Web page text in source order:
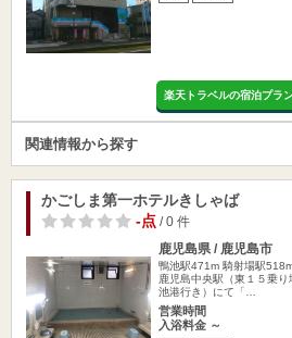
楽天トラベルの宿泊プラ
関連情報から探す
かごしま第一ホテルきしゃば
-点/ 0 件
鹿児島県 / 鹿児島市
鴨池駅471m 騎射場駅
鹿児島中央駅（東１５乗
池港行き）にて「…
営業時間
入浴料金 ～